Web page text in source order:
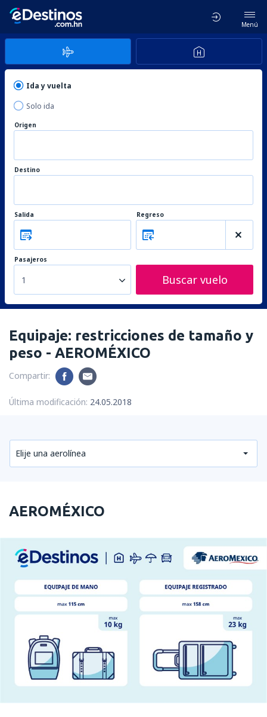
Menú
Ida y vuelta
Solo ida
Origen
Destino
Salida Regreso
Pasajeros
1 Buscar vuelo
Equipaje: restricciones de tamaño y
peso - AEROMÉXICO
Compartir:
Última modificación: 24.05.2018
Elije una aerolínea
AEROMÉXICO